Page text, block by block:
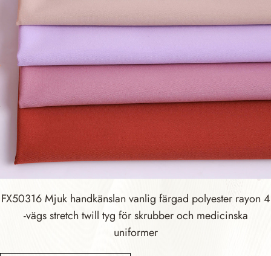
FX50316 Mjuk handkänslan vanlig färgad polyester rayon 4
-vägs stretch twill tyg för skrubber och medicinska
uniformer